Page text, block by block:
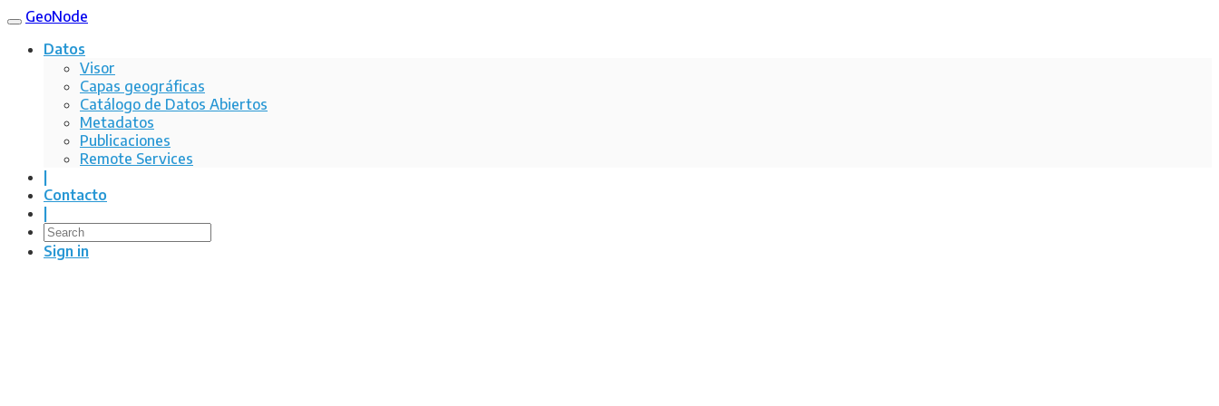
GeoNode
Datos
Visor
Capas geográficas
Catálogo de Datos Abiertos
Metadatos
Publicaciones
Remote Services
Contacto
Sign in